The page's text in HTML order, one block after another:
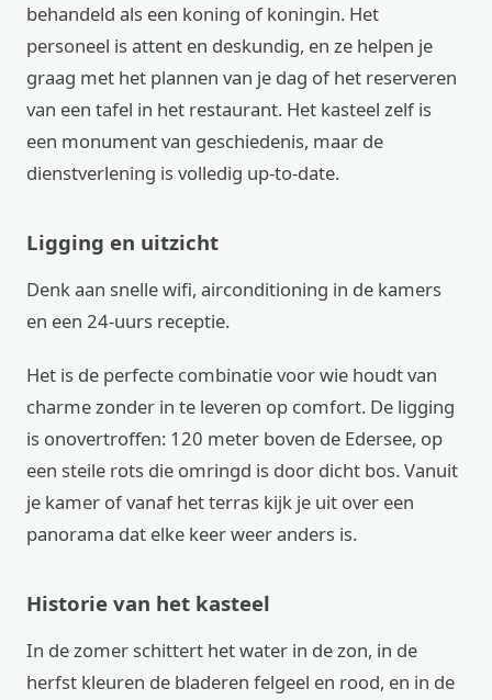
behandeld als een koning of koningin. Het
personeel is attent en deskundig, en ze helpen je
graag met het plannen van je dag of het reserveren
van een tafel in het restaurant. Het kasteel zelf is
een monument van geschiedenis, maar de
dienstverlening is volledig up-to-date.
Ligging en uitzicht
Denk aan snelle wifi, airconditioning in de kamers
en een 24-uurs receptie.
Het is de perfecte combinatie voor wie houdt van
charme zonder in te leveren op comfort. De ligging
is onovertroffen: 120 meter boven de Edersee, op
een steile rots die omringd is door dicht bos. Vanuit
je kamer of vanaf het terras kijk je uit over een
panorama dat elke keer weer anders is.
Historie van het kasteel
In de zomer schittert het water in de zon, in de
herfst kleuren de bladeren felgeel en rood, en in de